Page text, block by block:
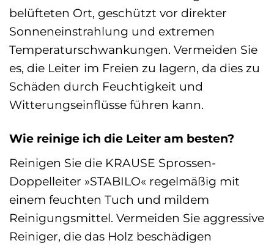
belüfteten Ort, geschützt vor direkter
Sonneneinstrahlung und extremen
Temperaturschwankungen. Vermeiden Sie
es, die Leiter im Freien zu lagern, da dies zu
Schäden durch Feuchtigkeit und
Witterungseinflüsse führen kann.
Wie reinige ich die Leiter am besten?
Reinigen Sie die KRAUSE Sprossen-
Doppelleiter »STABILO« regelmäßig mit
einem feuchten Tuch und mildem
Reinigungsmittel. Vermeiden Sie aggressive
Reiniger, die das Holz beschädigen